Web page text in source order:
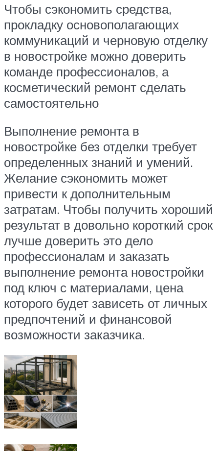
Чтобы сэкономить средства,
прокладку основополагающих
коммуникаций и черновую отделку
в новостройке можно доверить
команде профессионалов, а
косметический ремонт сделать
самостоятельно
Выполнение ремонта в
новостройке без отделки требует
определенных знаний и умений.
Желание сэкономить может
привести к дополнительным
затратам. Чтобы получить хороший
результат в довольно короткий срок
лучше доверить это дело
профессионалам и заказать
выполнение ремонта новостройки
под ключ с материалами, цена
которого будет зависеть от личных
предпочтений и финансовой
возможности заказчика.